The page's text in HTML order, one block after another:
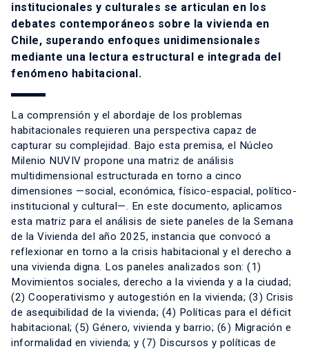
institucionales y culturales se articulan en los
debates contemporáneos sobre la vivienda en
Chile, superando enfoques unidimensionales
mediante una lectura estructural e integrada del
fenómeno habitacional.
La comprensión y el abordaje de los problemas
habitacionales requieren una perspectiva capaz de
capturar su complejidad. Bajo esta premisa, el Núcleo
Milenio NUVIV propone una matriz de análisis
multidimensional estructurada en torno a cinco
dimensiones —social, económica, físico-espacial, político-
institucional y cultural—. En este documento, aplicamos
esta matriz para el análisis de siete paneles de la Semana
de la Vivienda del año 2025, instancia que convocó a
reflexionar en torno a la crisis habitacional y el derecho a
una vivienda digna. Los paneles analizados son: (1)
Movimientos sociales, derecho a la vivienda y a la ciudad;
(2) Cooperativismo y autogestión en la vivienda; (3) Crisis
de asequibilidad de la vivienda; (4) Políticas para el déficit
habitacional; (5) Género, vivienda y barrio; (6) Migración e
informalidad en vivienda; y (7) Discursos y políticas de